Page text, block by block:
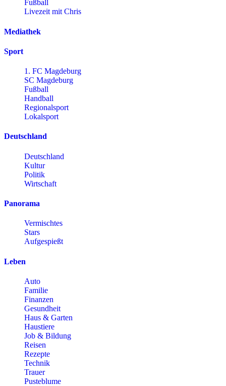
Fußball
Livezeit mit Chris
Mediathek
Sport
1. FC Magdeburg
SC Magdeburg
Fußball
Handball
Regionalsport
Lokalsport
Deutschland
Deutschland
Kultur
Politik
Wirtschaft
Panorama
Vermischtes
Stars
Aufgespießt
Leben
Auto
Familie
Finanzen
Gesundheit
Haus & Garten
Haustiere
Job & Bildung
Reisen
Rezepte
Technik
Trauer
Pusteblume